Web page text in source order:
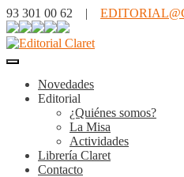
93 301 00 62 |
Novedades
Editorial
¿Quiénes somos?
La Misa
Actividades
Librería Claret
Contacto